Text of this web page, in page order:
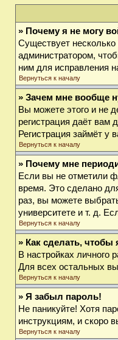
» Почему я не могу
Существует
администратором,
ним для исправления
Вернуться к началу
» Зачем мне вообще
Вы можете этого и не
регистрация даёт вам
Регистрация займёт у
Вернуться к началу
» Почему мне
Если вы не отметили
время. Это сделано
раз, вы можете
университете и т. д.
Вернуться к началу
» Как сделать, чтобы
В настройках личного
Для всех остальных
Вернуться к началу
» Я забыл пароль!
Не паникуйте! Хотя
инструкциям, и скоро
Вернуться к началу